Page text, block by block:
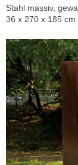
Stahl massiv,
36 x 270 x 185 cm